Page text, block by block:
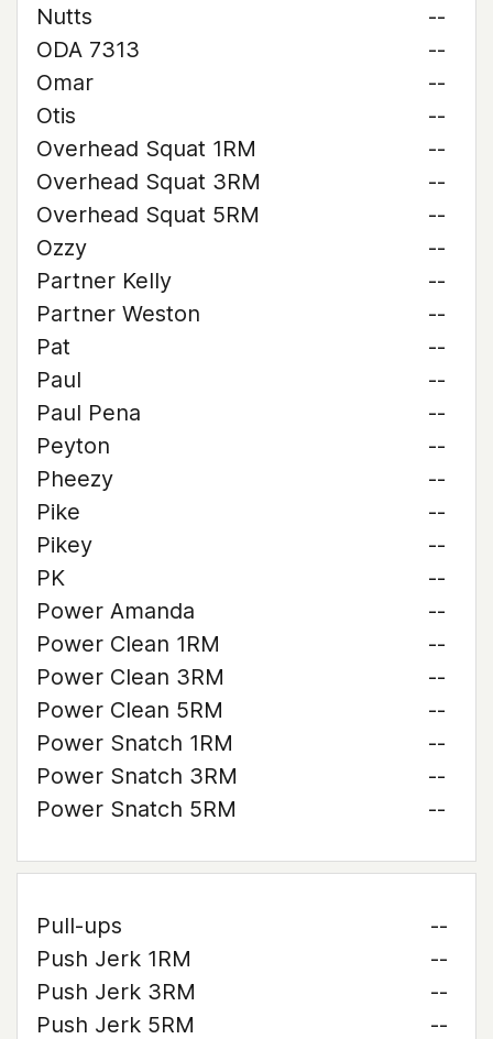
Nutts
--
ODA 7313
--
Omar
--
Otis
--
Overhead Squat 1RM
--
Overhead Squat 3RM
--
Overhead Squat 5RM
--
Ozzy
--
Partner Kelly
--
Partner Weston
--
Pat
--
Paul
--
Paul Pena
--
Peyton
--
Pheezy
--
Pike
--
Pikey
--
PK
--
Power Amanda
--
Power Clean 1RM
--
Power Clean 3RM
--
Power Clean 5RM
--
Power Snatch 1RM
--
Power Snatch 3RM
--
Power Snatch 5RM
--
Pull-ups
--
Push Jerk 1RM
--
Push Jerk 3RM
--
Push Jerk 5RM
--